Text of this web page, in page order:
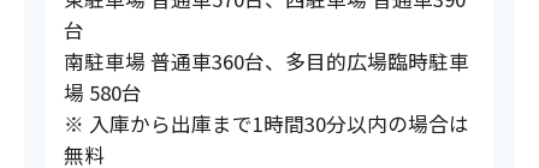
台
南駐車場 普通車360台、多目的広場臨時駐車
場 580台
※ 入庫から出庫まで1時間30分以内の場合は
無料